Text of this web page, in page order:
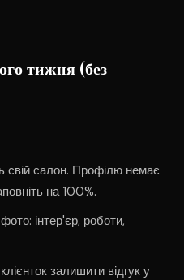
тижня (без
свій салон. Профілю немає
на 100%.
інтер'єр, роботи,
залишити відгук у